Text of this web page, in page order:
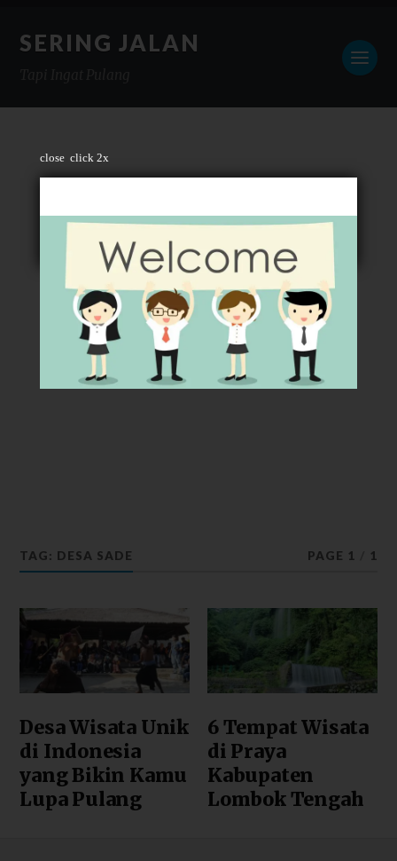
close click 2x
SERING JALAN
TAG: DESA SADE PAGE 1 1
Desa Wisata Unik
di Indonesia
yang Bikin Kamu
Lupa Pulang
6 Tempat Wisata
di Praya
Kabupaten
Lombok Tengah